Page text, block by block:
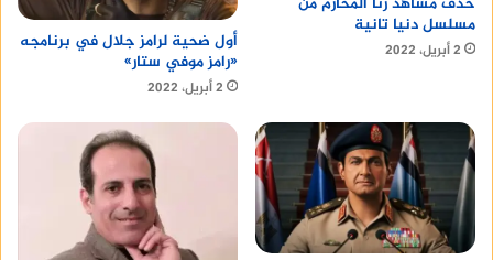
مسلسل دنيا تانية
2 أبريل، 2022
أول ضحية لرامز جلال في برنامجه
«رامز موفي ستار»
2 أبريل، 2022